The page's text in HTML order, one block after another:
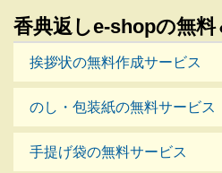
香典返しe-shopの無料
挨拶状の無料作成サービス
のし・包装紙の無料サービス
手提げ袋の無料サービス